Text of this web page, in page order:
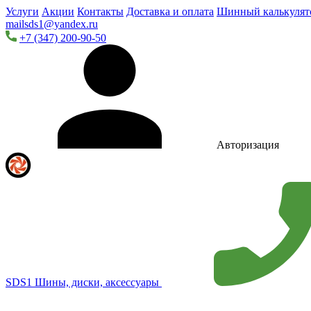
Услуги Акции Контакты Доставка и оплата Шинный
mailsds1@yandex.ru
+7 (347) 200-90-50
Авторизация
SDS1 Шины, диски, аксессуары